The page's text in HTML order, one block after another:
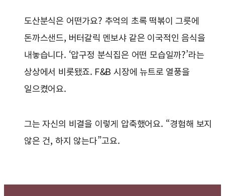
도산분식은 어떤가요? 추억의 초록 떡볶이 그릇에
돈까스샌드, 버터갈릭 멘보샤 같은 이국적인 음식을
내놓습니다. ‘압구정 분식집은 어떤 모습일까?’라는
상상에서 비롯됐죠. F&B 시장에 뉴트로 열풍을
일으켰어요.
그는 자신의 비결을 이렇게 압축했어요. “경험해 보지
않은 건, 하지 않는다”고요.